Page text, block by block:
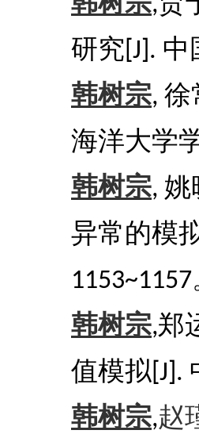
研究 [J]. 中
韩树宗, 徐
海洋大学
韩树宗, 姚
异常的模
1153~1157
韩树宗,郑
值模拟 [J].
韩树宗,赵